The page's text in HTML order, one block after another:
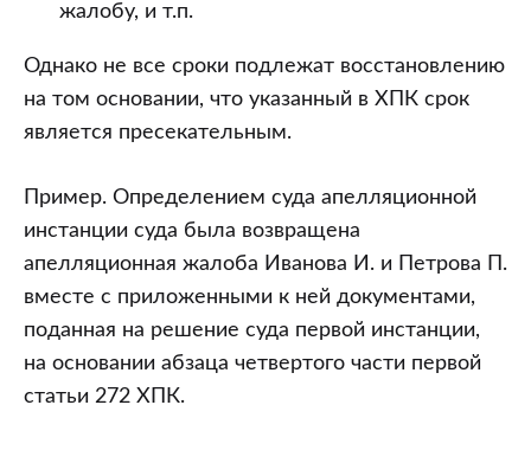
жалобу, и т.п.
Однако не все сроки подлежат восстановлению
на том основании, что указанный в ХПК срок
является пресекательным.
Пример. Определением суда апелляционной
инстанции суда была возвращена
апелляционная жалоба Иванова И. и Петрова П.
вместе с приложенными к ней документами,
поданная на решение суда первой инстанции,
на основании абзаца четвертого части первой
статьи 272 ХПК.